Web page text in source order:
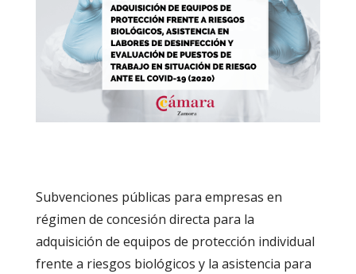
Subvenciones públicas para empresas en
régimen de concesión directa para la
adquisición de equipos de protección individual
frente a riesgos biológicos y la asistencia para